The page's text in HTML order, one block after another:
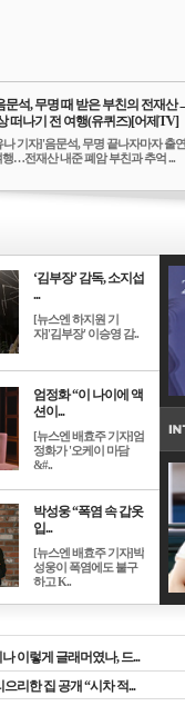
문석, 무명 때 받은 부친의 전재산
떠나기 전 여행(유퀴즈)[어제TV]
기자]'음문석, 무명 끝나자마자 출연
행…전재산 내준 폐암 부친과 추억 ...
‘김부장’ 감독, 소지섭
...
[뉴스엔 하지원 기
자]'김부장' 이승영 감..
엄정화 “이 나이에 액
션이...
[뉴스엔 배효주 기자]엄
정화가 '오케이 마담
&#..
박성웅 “폭염 속 갑옷
입...
[뉴스엔 배효주 기자]박
성웅이 폭염에도 불구
하고 K..
이렇게 글래머였나, 드...
리한 집 공개 “시차 적...